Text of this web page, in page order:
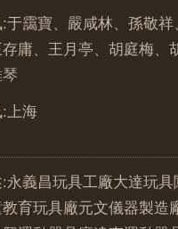
:于靄寶、嚴咸林、孫敬
庸、王月亭、胡庭梅
上海
永義昌玩具工廠大達玩
育玩具廠元文儀器製